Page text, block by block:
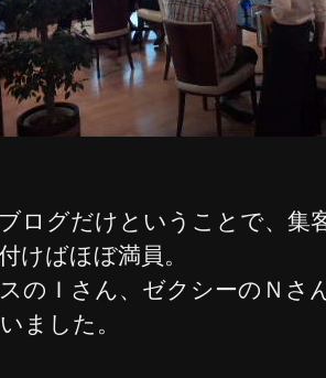
ログだけということで、集
けばほぼ満員。
のＩさん、ゼクシーのＮさ
ました。